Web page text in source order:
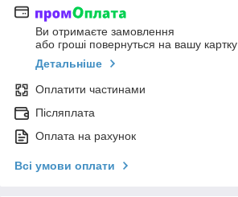
Ви отримаєте замовлення
або гроші повернуться на вашу картку
Детальніше
Оплатити частинами
Післяплата
Оплата на рахунок
Всі умови оплати